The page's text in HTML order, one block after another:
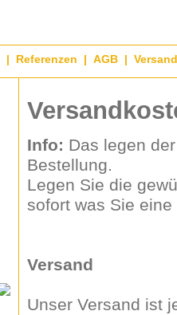
| Referenzen | AGB | Versand
Info: Das legen
Bestellung.
Legen Sie die
sofort was Sie
Versand
Unser Versand ist